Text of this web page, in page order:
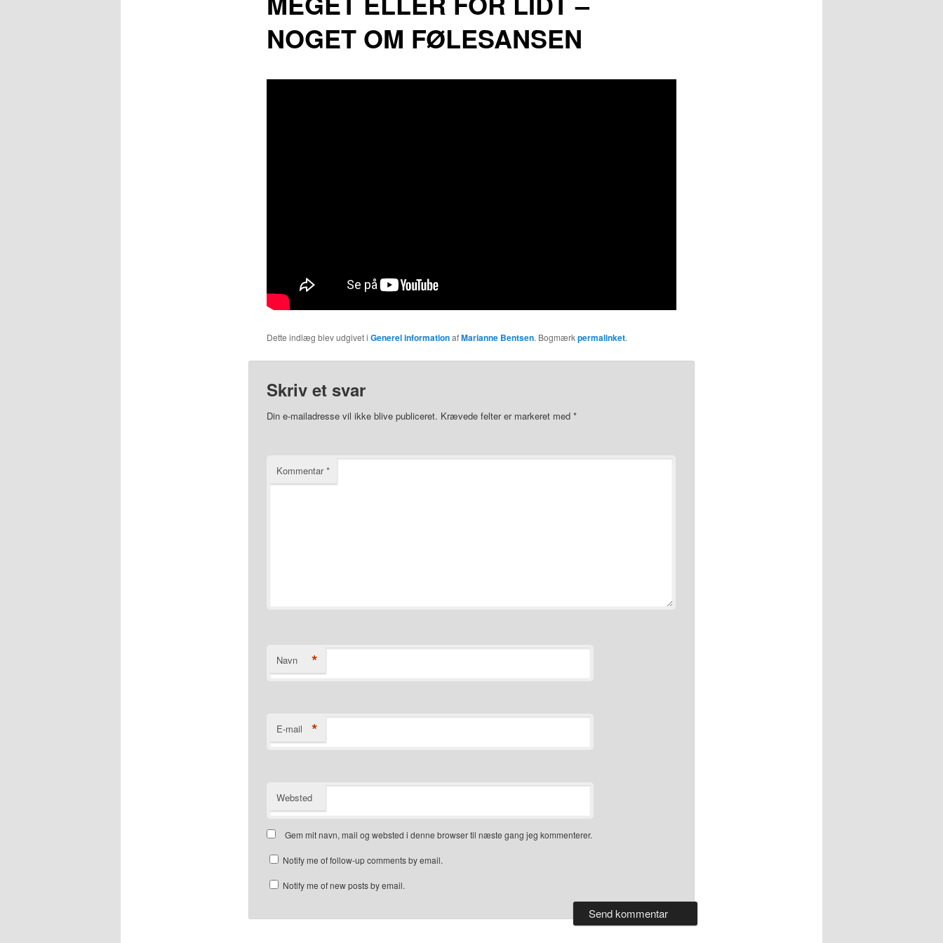
NOGET OM FØLESANSEN
Dette indlæg blev udgivet i Generel informationafMarianne Bentsen. Bogmærkpermalinket.
Skriv et svar
Din e-mailadresse vil ikke blive publiceret. Krævede felter er markeret med *
Kommentar*
Navn *
E-mail *
Websted
Gem mit navn, mail og websted i denne browser til næste gang jeg kommenterer.
Notify me of follow-up comments by email.
Notify me of new posts by email.